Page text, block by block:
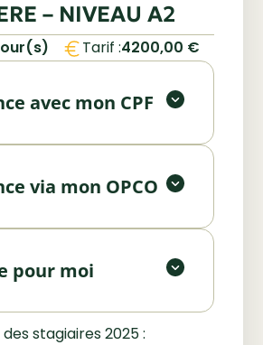
– NIVEAU A2
Tarif :4200,00 €
avec mon CPF
Compte Personnel
(CPF) pour financer
de votre formation.
via mon OPCO
salarié ou employeur ?
d’un financement via
Nous vous
dans les
pour moi
investir
dans votre
? Contactez-nous pour
stagiaires 2025 :